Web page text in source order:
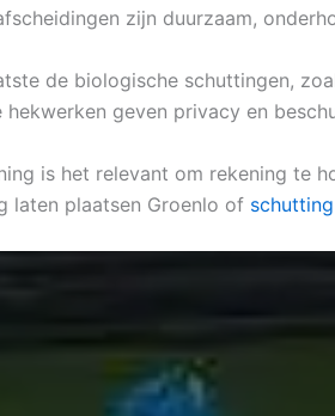
zijn duurzaam,
de biologische schuttingen,
geven privacy en
is het relevant om rekening te
laten plaatsen Groenlo of